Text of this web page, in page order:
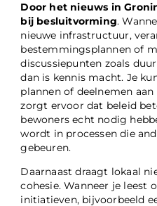
Door het nieuws in
bij besluitvorming.
nieuwe infrastructuur,
bestemmingsplannen of
discussiepunten zoals
dan is kennis macht. Je
plannen of deelnemen
zorgt ervoor dat beleid
bewoners echt nodig
wordt in processen die
gebeuren.
Daarnaast draagt lokaal
cohesie. Wanneer je leest
initiatieven, bijvoorbeeld